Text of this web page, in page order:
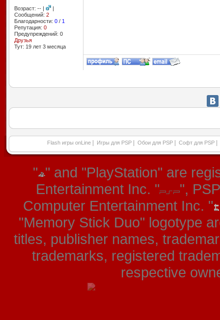
Возраст: -- |
|
Сообщений: 2
Благодарности: 0/ 1
Репутация: 0
Предупреждений: 0
Друзья
Тут: 19 лет 3 месяцa
Flash игры onLine Игры для PSP Обои для PSP Софт для PSP
" " and "PlayStation" are
Entertainment Inc. "
",
Computer Entertainment Inc. "
"Memory Stick Duo" logotype
titles, publisher names,
trademarks, registered
respective